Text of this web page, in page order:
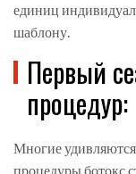
единиц
шаблону.
Первый
Многие
процедуры ботокс